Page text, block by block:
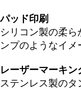
パッド印刷
シリコン製の柔
ンプのようなイメ
レーザーマーキン
ステンレス製の